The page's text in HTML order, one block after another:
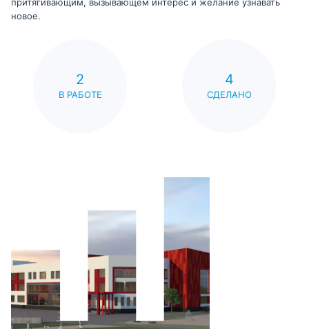
притягивающим, вызывающем интерес и желание узнавать
новое.
2
В РАБОТЕ
4
СДЕЛАНО